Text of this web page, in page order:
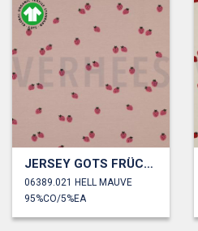
JERSEY GOTS FRÜCHTE
06389.021 HELL MAUVE
95%CO/5%EA